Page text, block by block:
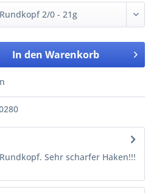
In den Warenkorb
Sehr scharfer Haken!!!